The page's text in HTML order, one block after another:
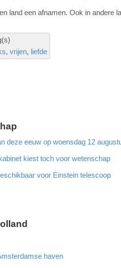
land een afnamen. Ook in andere
vrijen liefde
deze eeuw op woensdag 12
kiest toch voor wetenschap
voor Einstein telescoop
haven